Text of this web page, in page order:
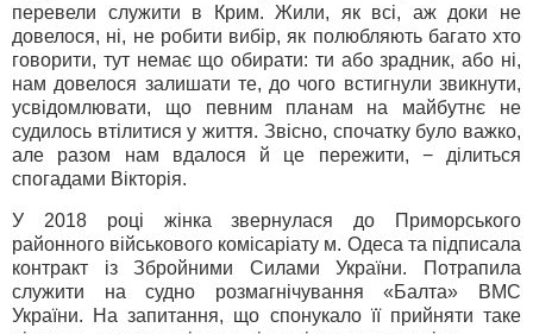
перевели служити в Крим. Жили, як всі, аж доки не
довелося, ні, не робити вибір, як полюбляють багато хто
говорити, тут немає що обирати: ти або зрадник, або ні,
нам довелося залишати те, до чого встигнули звикнути,
усвідомлювати, що певним планам на майбутнє не
судилось втілитися у життя. Звісно, спочатку було важко,
але разом нам вдалося й це пережити, − ділиться
спогадами Вікторія.
У 2018 році жінка звернулася до Приморського
районного військового комісаріату м. Одеса та підписала
контракт із Збройними Силами України. Потрапила
служити на судно розмагнічування «Балта» ВМС
України. На запитання, що спонукало її прийняти таке